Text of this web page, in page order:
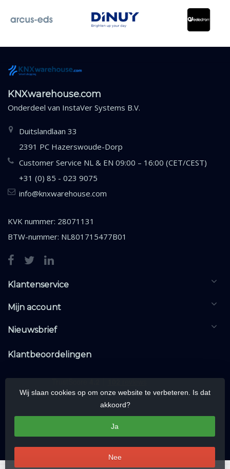
KNXwarehouse.com
Onderdeel van InstaVer Systems B.V.
Duitslandlaan 33
2391 PC Hazerswoude-Dorp
Customer Service NL & EN 09:00 – 16:00 (CET/CEST)
+31 (0) 85 - 023 9075
info@knxwarehouse.com
KVK nummer: 28071131
BTW-nummer: NL801715477B01
Klantenservice
Mijn account
Nieuwsbrief
Klantbeoordelingen
Wij slaan cookies op om onze website te verbeteren. Is dat
akkoord?
Ja
Nee